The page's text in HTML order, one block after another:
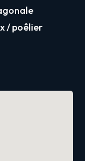
/ poêlier